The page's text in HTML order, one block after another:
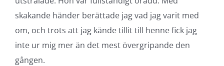
skakande händer berättade jag vad jag varit med
om, och trots att jag kände tillit till henne fick jag
inte ur mig mer än det mest övergripande den
gången.